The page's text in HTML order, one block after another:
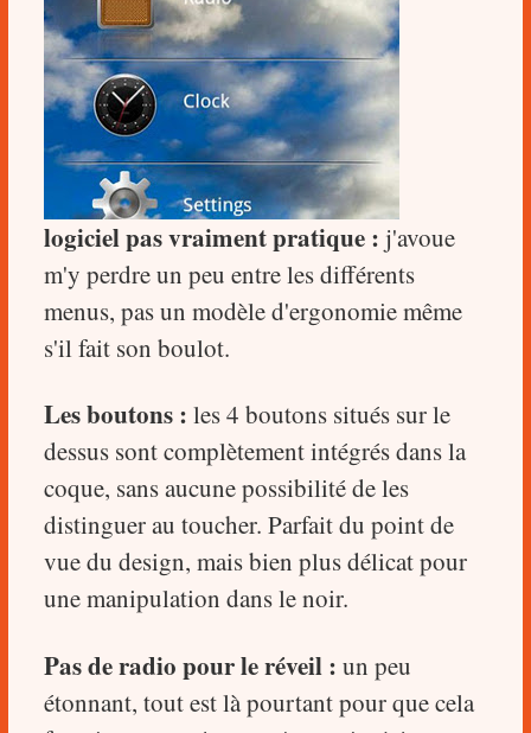
logiciel pas vraiment pratique : j'avoue
m'y perdreun peu entre les différents
menus, pas un modèle d'ergonomie même
s'il fait son boulot.
Les boutons : les 4 boutons situés sur le
dessus sont complètement intégrés dans la
coque, sans aucune possibilité de les
distinguer au toucher. Parfait du point de
vue du design, mais bien plus délicat pour
une manipulation dans le noir.
Pas de radio pour le réveil : un peu
étonnant, tout est là pourtant pour que cela